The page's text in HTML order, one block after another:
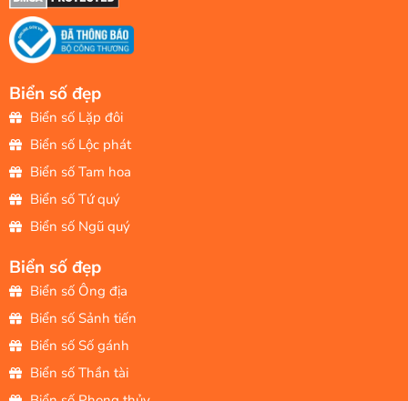
Biển số đẹp
Biển số Lặp đôi
Biển số Lộc phát
Biển số Tam hoa
Biển số Tứ quý
Biển số Ngũ quý
Biển số đẹp
Biển số Ông địa
Biển số Sảnh tiến
Biển số Số gánh
Biển số Thần tài